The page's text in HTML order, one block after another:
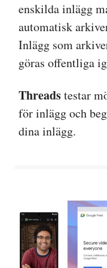
enskilda inlägg
automatisk
Inlägg som
göras offentliga
Threadstestar
för inlägg och
dina inlägg.